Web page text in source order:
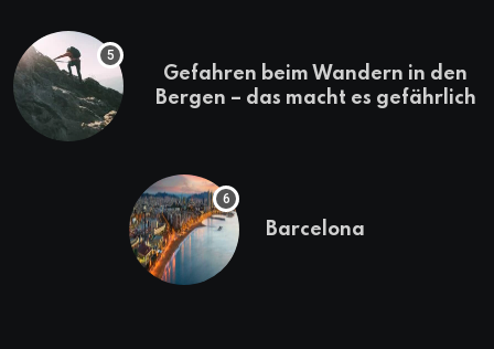
Gefahren beim Wandern in den
Bergen – das macht es gefährlich
Barcelona